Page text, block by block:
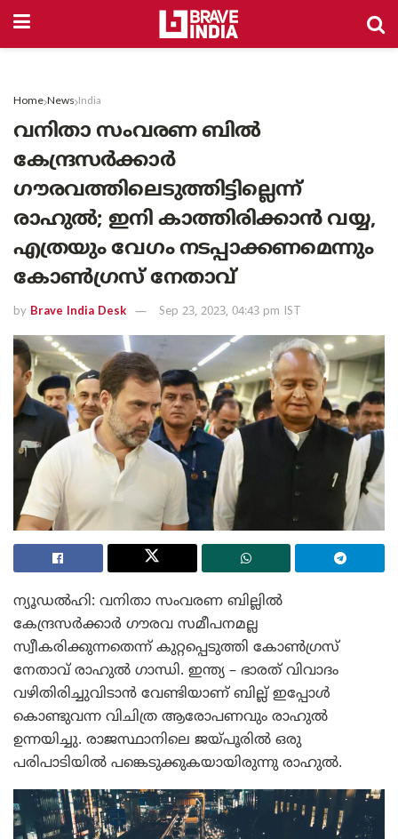
Home News India
വനിതാ സംവരണ ബിൽ
കേന്ദ്രസർക്കാർ
ഗൗരവത്തിലെടുത്തിട്ടില്ലെന്ന്
രാഹുൽ; ഇനി കാത്തിരിക്കാൻ വയ്യ,
എത്രയും വേഗം നടപ്പാക്കണമെന്നും
കോൺഗ്രസ് നേതാവ്
by Brave India Desk Sep 23, 2023, 04:43 pm IST
ന്യൂഡൽഹി: വനിതാ സംവരണ ബില്ലിൽ
കേന്ദ്രസർക്കാർ ഗൗരവ സമീപനമല്ല
സ്വീകരിക്കുന്നതെന്ന് കുറ്റപ്പെടുത്തി കോൺഗ്രസ്
നേതാവ് രാഹുൽ ഗാന്ധി. ഇന്ത്യ – ഭാരത് വിവാദം
വഴിതിരിച്ചുവിടാൻ വേണ്ടിയാണ് ബില്ല് ഇപ്പോൾ
കൊണ്ടുവന്ന വിചിത്ര ആരോപണവും രാഹുൽ
ഉന്നയിച്ചു. രാജസ്ഥാനിലെ ജയ്പൂരിൽ ഒരു
പരിപാടിയിൽ പങ്കെടുക്കുകയായിരുന്നു രാഹുൽ.